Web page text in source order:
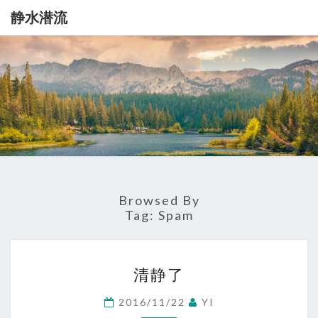
静水潜流
静
水
潜
流
记
录
一
点
生
活
Browsed By
Tag: Spam
静
了
清静了
2016/11/22 YI